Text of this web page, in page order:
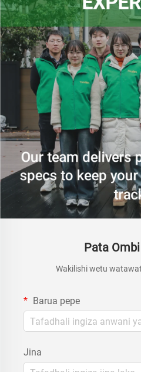
Pata
Wakilishi wetu
Barua pepe
Jina